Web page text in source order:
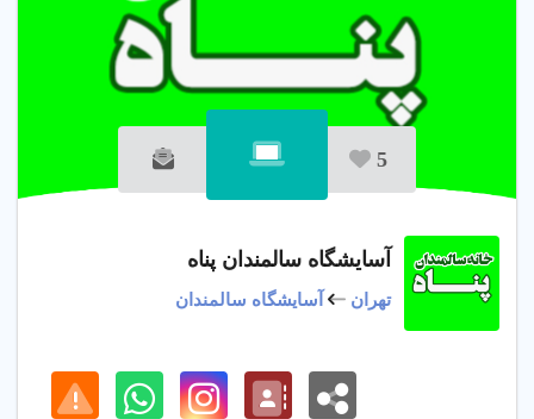
5
آسایشگاه سالمندان پناه
تهران آسایشگاه سالمندان